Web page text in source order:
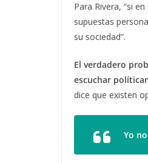
Para Rivera, “si
supuestas
su sociedad”.
El verdadero
escuchar
dice que existen
Yo